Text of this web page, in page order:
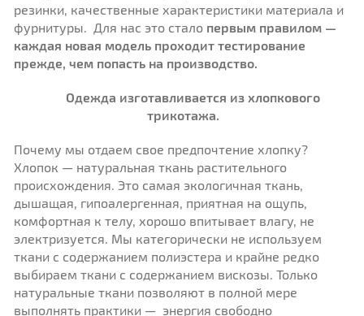
резинки, качественные характеристики материала и
фурнитуры. Для нас это стало первым правилом —
каждая новая модель проходит тестирование
прежде, чем попасть на производство.
Одежда изготавливается из хлопкового
трикотажа.
Почему мы отдаем свое предпочтение хлопку?
Хлопок — натуральная ткань растительного
происхождения. Это самая экологичная ткань,
дышащая, гипоалергенная, приятная на ощупь,
комфортная к телу, хорошо впитывает влагу, не
электризуется. Мы категорически не используем
ткани с содержанием полиэстера и крайне редко
выбираем ткани с содержанием вискозы. Только
натуральные ткани позволяют в полной мере
выполнять практики — энергия свободно